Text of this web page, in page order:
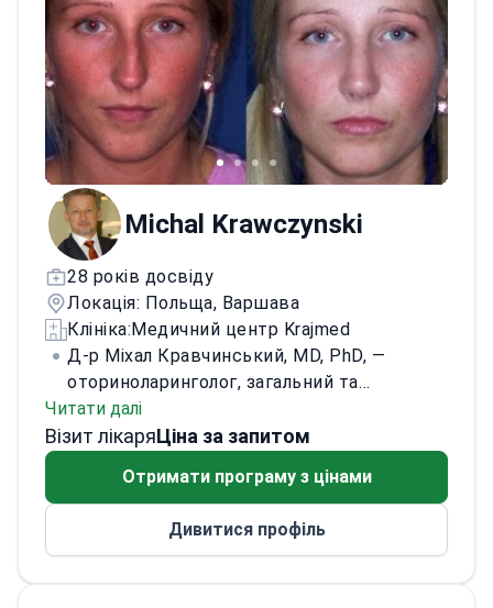
Michal Krawczynski
28 років досвіду
Локація: Польща, Варшава
Клініка:Медичний центр Krajmed
Д-р Міхал Кравчинський, MD, PhD, —
оториноларинголог, загальний та
пластичний хірург обличчя з майже 30-
річною практикою. Делегат Польщі до
обличчя (EAFPS). Член екзаменаційної
комісії Європейської ради з сертифікації з
пластичної та реконструктивної хірургії
Читати далі
Візит лікаряЦіна за запитом
Отримати програму з цінами
Дивитися профіль